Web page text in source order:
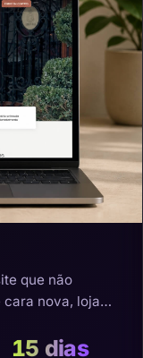
que não
nova, loja
15 dias